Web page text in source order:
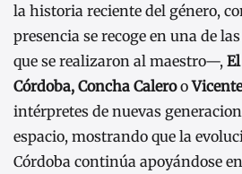
la historia reciente del género,
presencia se recoge en una de
que se realizaron al maestro—,
Córdoba, Concha Caleroo
intérpretes de nuevas
espacio, mostrando que la
Córdoba continúa apoyándose